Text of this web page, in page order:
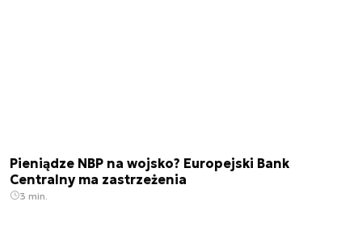
Pieniądze NBP na wojsko? Europejski Bank
Centralny ma zastrzeżenia
3 min.